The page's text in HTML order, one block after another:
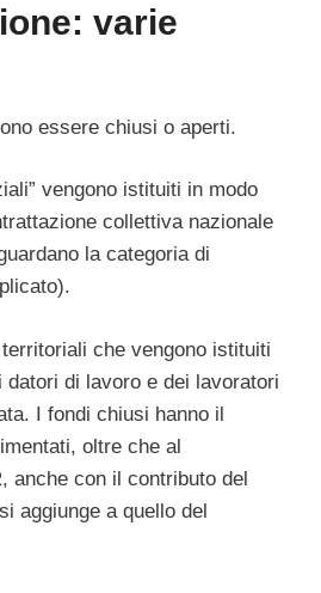
varie
essere chiusi o aperti.
vengono istituiti in modo
collettiva nazionale
la categoria di
che vengono istituiti
datori di lavoro e dei lavoratori
I fondi chiusi hanno il
oltre che al
anche con il contributo del
aggiunge a quello del